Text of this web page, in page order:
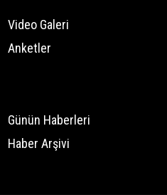
Video Galeri
Anketler
Günün Haberleri
Haber Arşivi